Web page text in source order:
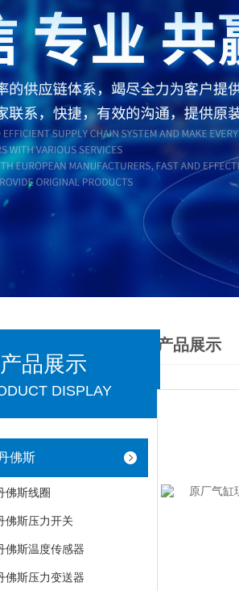
产品展示
DISPLAY
佛斯
佛斯线圈
佛斯压力开关
佛斯温度传感器
佛斯压力变送器
产品展示